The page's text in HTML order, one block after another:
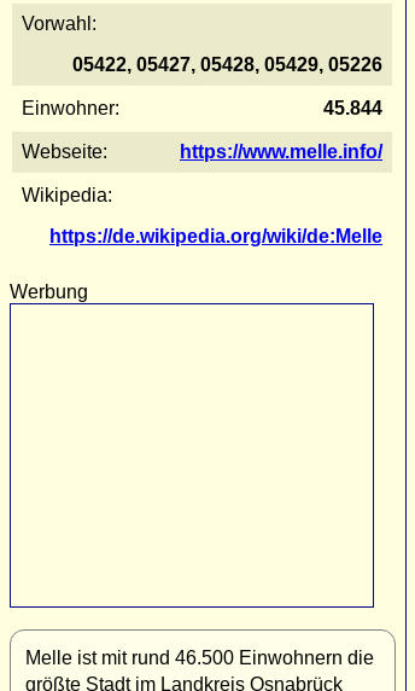
Vorwahl:
05422, 05427, 05428, 05429, 05226
Einwohner: 45.844
Webseite: https://www.melle.info/
Wikipedia:
https://de.wikipedia.org/wiki/de:Melle
Werbung
Melle ist mit rund 46.500 Einwohnern die
größte Stadt im Landkreis Osnabrück